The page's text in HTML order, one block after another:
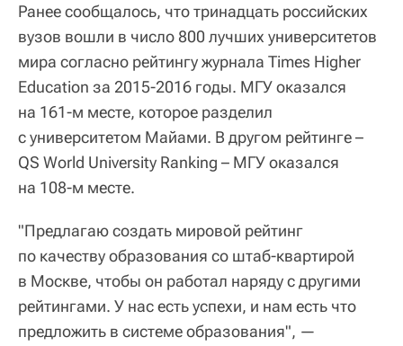
Ранее сообщалось, что тринадцать российских
вузов вошли в число 800 лучших университетов
мира согласно рейтингу журнала Times Higher
Education за 2015-2016 годы. МГУ оказался
на 161-м месте, которое разделил
с университетом Майами. В другом рейтинге –
QS World University Ranking – МГУ оказался
на 108-м месте.
"Предлагаю создать мировой рейтинг
по качеству образования со штаб-квартирой
в Москве, чтобы он работал наряду с другими
рейтингами. У нас есть успехи, и нам есть что
предложить в системе образования", —